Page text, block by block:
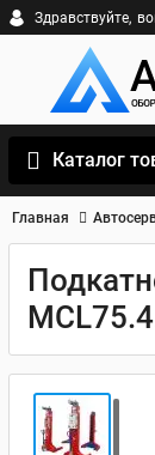
Здравствуйте,
Каталог
Главная